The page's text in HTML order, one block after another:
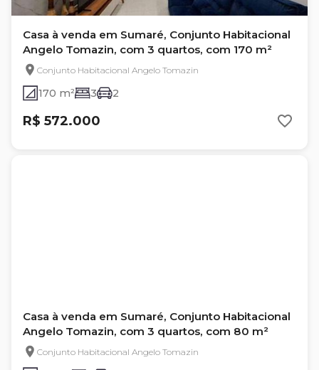
Casa à venda em Sumaré, Conjunto Habitacional
Angelo Tomazin, com 3 quartos, com 170 m²
Conjunto Habitacional Angelo Tomazin
170 m² 3 2
R$ 572.000
Casa à venda em Sumaré, Conjunto Habitacional
Angelo Tomazin, com 3 quartos, com 80 m²
Conjunto Habitacional Angelo Tomazin